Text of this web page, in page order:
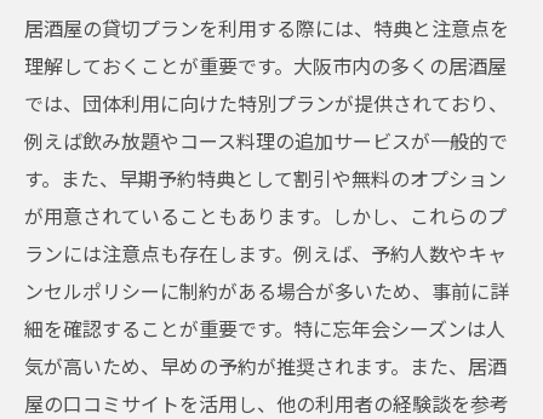
貸切プランを選ぶ際のチェックポイント
居酒屋貸切プランのメリットとデメリット
大阪市でおすすめの団体向け居酒屋プラン
居酒屋貸切プランで最高の忘年会を実現
大阪市の居酒屋でワンランク上の忘年会体験を
高級感あふれる居酒屋での忘年会体験
大阪市のプレミアム居酒屋で特別なひとと
きを
ワンランク上の居酒屋選びのポイント
忘年会を彩る豪華な居酒屋メニュー
居酒屋の貸切プランを利用する際には、特典と注意点を
理解しておくことが重要です。大阪市内の多くの居酒屋
では、団体利用に向けた特別プランが提供されており、
例えば飲み放題やコース料理の追加サービスが一般的で
す。また、早期予約特典として割引や無料のオプション
が用意されていることもあります。しかし、これらのプ
ランには注意点も存在します。例えば、予約人数やキャ
ンセルポリシーに制約がある場合が多いため、事前に詳
細を確認することが重要です。特に忘年会シーズンは人
気が高いため、早めの予約が推奨されます。また、居酒
屋の口コミサイトを活用し、他の利用者の経験談を参考